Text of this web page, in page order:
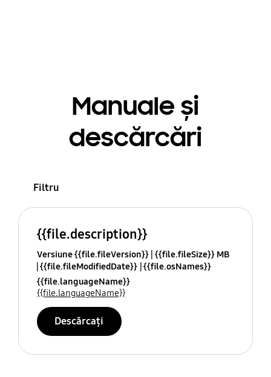
Manuale și
descărcări
Filtru
{{file.description}}
Versiune {{file.fileVersion}} {{file.fileSize}} MB
{{file.fileModifiedDate}} {{file.osNames}}
{{file.languageName}}
{{file.languageName}}
Descărcați